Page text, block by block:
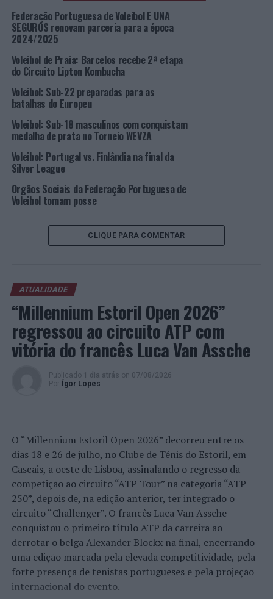
O zona 4 português foi o segundo melhor pontuador do
jogo (o primeiro foi o MVP Hélder Spencer, ex-AJF
serviços e 1 bloco).
No dia 11 de março, o Saint-Nazaire recebe o
Volley Lòzere(10º).
Na Taça gaulesa, o Saint-Nazaire vai defrontar o Nice,
no dia 25 de março, em jogo dos oitavos de final.
Por seu turno, o AS Cannes, de Filip Cveticanin, perdeu
(0-3: 14-25, 23-25 e 23-25) na receção ao Tours VB,
antiga equipa de Nuno Pinheiro e atual líder isolado da
O central lusitano rubricou 6 pontos (5 ataques e 1
No dia 12 de março, o Cannes visita o Toulouse, em jogo
da 25ª jornada do campeonato, deslocando-se ao
recinto do Sète (4º na Ligue A) no dia 25 de março, em
jogo dos oitavos de final da Taça francesa.
Na Polónia, oAluron CMC Warta Zawiercie , de Miguel
Tavares Rodrigues, que ocupa o 4º lugar na
vendeu cara a derrota (0-3, mas com parciais de 24-26,
No dia 13 de março, a equipa do distribuidor português
recebe o Projekt Warszawa(6º).
Igualmente na Polónia, mas naTauron 1.Liga, o
Chemeko-System Gwardia Wroclaw , de Marco Ferreira,
venceu (3-1: 25-18, 23-25, 25-23 e 25-20) oPolski
Cukier Avia Swidnike saltou do 8º para o 5º posto
classificativo.
E a subida na tabela classificativa pode não ficar por aí já
que, no dia 11 de março, o
Federação Portuguesa de Voleibol E UNA
SEGUROS renovam parceria para a época
2024/2025
Voleibol de Praia: Barcelos recebe 2ª etapa
do Circuito Lipton Kombucha
Voleibol: Sub-22 preparadas para as
batalhas do Europeu
Voleibol: Sub-18 masculinos com conquistam
medalha de prata no Torneio WEVZA
Voleibol: Portugal vs. Finlândia na final da
Silver League
Órgãos Sociais da Federação Portuguesa de
Voleibol tomam posse
CLIQUE PARA COMENTAR
ATUALIDADE
“Millennium Estoril Open 2026”
regressou ao circuito ATP com
vitória do francês Luca Van Assche
Publicado 1 dia atrás on 07/08/2026
Por
Ígor Lopes
O “Millennium Estoril Open 2026” decorreu entre os
dias 18 e 26 de julho, no Clube de Ténis do Estoril, em
Cascais, a oeste de Lisboa, assinalando o regresso da
competição ao circuito “ATP Tour” na categoria “ATP
250”, depois de, na edição anterior, ter integrado o
circuito “Challenger”. O francês Luca Van Assche
conquistou o primeiro título ATP da carreira ao
derrotar o belga Alexander Blockx na final, encerrando
uma edição marcada pela elevada competitividade, pela
forte presença de tenistas portugueses e pela projeção
internacional do evento.